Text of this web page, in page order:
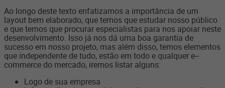
Ao longo deste texto enfatizamos a importância de um
layout bem elaborado, que temos que estudar nosso público
e que temos que procurar especialistas para nos apoiar neste
desenvolvimento. Isso já nos dá uma boa garantia de
sucesso em nosso projeto, mas além disso, temos elementos
que independente de tudo, estão em todo e qualquer e-­
commerce do mercado, iremos listar alguns:
Logo de sua empresa